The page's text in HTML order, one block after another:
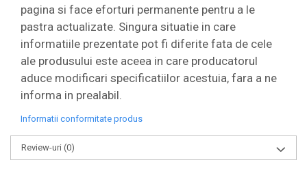
pagina si face eforturi permanente pentru a le
pastra actualizate. Singura situatie in care
informatiile prezentate pot fi diferite fata de cele
ale produsului este aceea in care producatorul
aduce modificari specificatiilor acestuia, fara a ne
informa in prealabil.
Informatii conformitate produs
Review-uri (0)